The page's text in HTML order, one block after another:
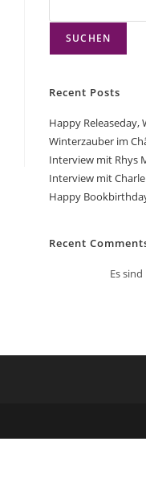
SUCHEN
Recent Posts
Happy
Winterzauber im
Interview mit Rhys
Interview mit
Happy
Recent
Es